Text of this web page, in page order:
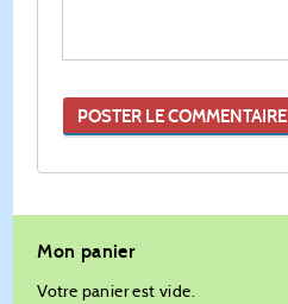
POSTER LE COMMENTAIRE
Mon panier
Votre panier est vide.